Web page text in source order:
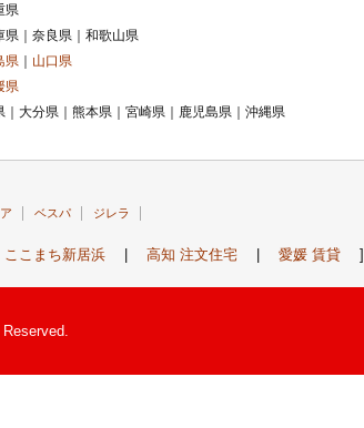
県
県｜奈良県｜和歌山県
県
山口県
県
｜大分県｜熊本県｜宮崎県｜鹿児島県｜沖縄県
ベスパ ジレラ
ここまち新居浜 高知 注文住宅 愛媛 賃貸 ]